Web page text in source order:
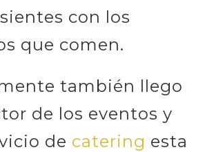
con los
que comen.
también llego
de los eventos y
de catering esta